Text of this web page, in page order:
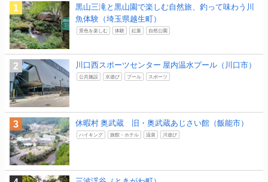
黒山三滝と黒山園で楽しむ自然旅、釣って味わう川
魚体験（埼玉県越生町）
景色を楽しむ 体験 紅葉 自然公園
川口西スポーツセンター 屋内温水プール（川口市）
公共施設 水遊び プール スポーツ
休暇村 奥武蔵 旧・奥武蔵あじさい館（飯能市）
ハイキング 旅館・ホテル 温泉 川遊び